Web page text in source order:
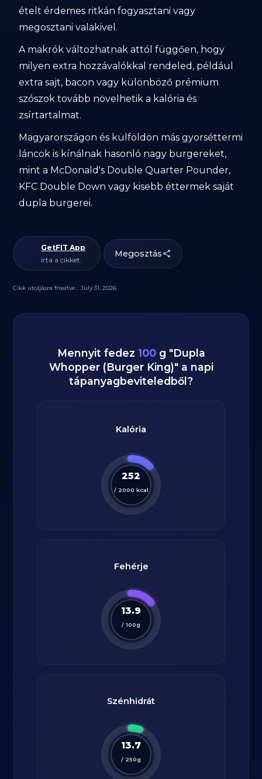
ételt érdemes ritkán fogyasztani vagy
megosztani valakivel.
A makrók változhatnak attól függően, hogy
milyen extra hozzávalókkal rendeled, például
extra sajt, bacon vagy különböző prémium
szószok tovább növelhetik a kalória és
zsírtartalmat.
Magyarországon és külföldön más gyorséttermi
láncok is kínálnak hasonló nagy burgereket,
mint a McDonald's Double Quarter Pounder,
KFC Double Down vagy kisebb éttermek saját
dupla burgerei.
GetFIT App
írta a cikket.
Megosztás
Cikk utoljásra frissítve.: July 31, 2026
Mennyit fedez 100 g "Dupla
Whopper (Burger King)" a napi
tápanyagbeviteledből?
Kalória
252
/ 2000 kcal
Fehérje
13.9
/ 100g
Szénhidrát
13.7
/ 250g